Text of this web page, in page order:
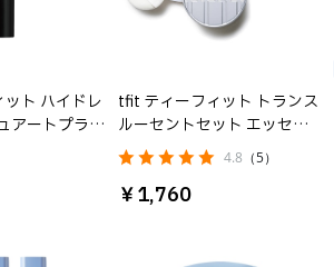
ト ハイドレ
アートプライ
tfit ティーフィット トランス
ルーセントセット エッセン
シャルパウダー 4.8 （5）
￥1,760